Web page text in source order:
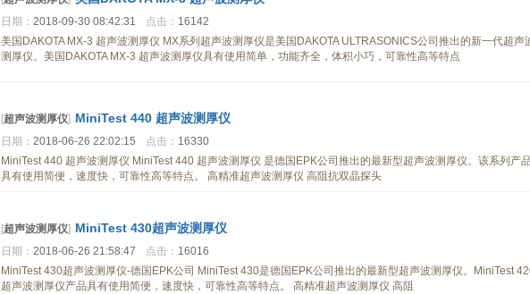
日期： 2018-09-30 08:42:31 点击： 16142
美国DAKOTA MX-3 超声波测厚仪 MX系列超声波测厚仪是美国DAKOTA ULTRASONICS公司推出的新一代超声
测厚仪。美国DAKOTA MX-3 超声波测厚仪具有使用简单，功能齐全，体积小巧，可靠性高等特点
[超声波测厚仪] MiniTest 440 超声波测厚仪
日期： 2018-06-26 22:02:15 点击： 16330
MiniTest 440 超声波测厚仪 MiniTest 440 超声波测厚仪 是德国EPK公司推出的最新型超声波测厚仪。该系列产
具有使用简便，速度快，可靠性高等特点。 高精准超声波测厚仪 高阻抗双晶探头
[超声波测厚仪] MiniTest 430超声波测厚仪
日期： 2018-06-26 21:58:47 点击： 16016
MiniTest 430超声波测厚仪-德国EPK公司 MiniTest 430是德国EPK公司推出的最新型超声波测厚仪。MiniTest
超声波测厚仪产品具有使用简便，速度快，可靠性高等特点。 高精准超声波测厚仪 高阻